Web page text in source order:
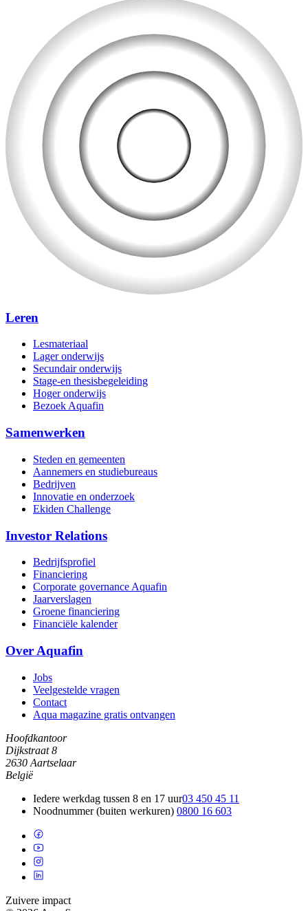
Leren
Lesmateriaal
Lager onderwijs
Secundair onderwijs
Stage-en thesisbegeleiding
Hoger onderwijs
Bezoek Aquafin
Samenwerken
Steden en gemeenten
Aannemers en studiebureaus
Bedrijven
Innovatie en onderzoek
Ekiden Challenge
Investor Relations
Bedrijfsprofiel
Financiering
Corporate governance Aquafin
Jaarverslagen
Groene financiering
Financiële kalender
Over Aquafin
Jobs
Veelgestelde vragen
Contact
Aqua magazine gratis ontvangen
Hoofdkantoor
Dijkstraat 8
2630 Aartselaar
België
Iedere werkdag tussen 8 en 17 uur03 450 45 11
Noodnummer (buiten werkuren) 0800 16 603
Zuivere impact